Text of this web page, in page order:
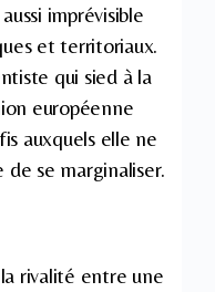
imprévisible
et territoriaux.
qui sied à la
européenne
auxquels elle ne
de se marginaliser.
rivalité entre une